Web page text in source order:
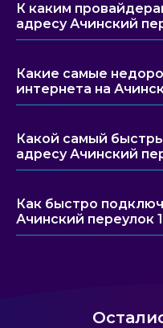
К каким
адресу Ачинский
Какие самые
интернета на
Какой самый
адресу Ачинский
Как быстро
Ачинский переулок